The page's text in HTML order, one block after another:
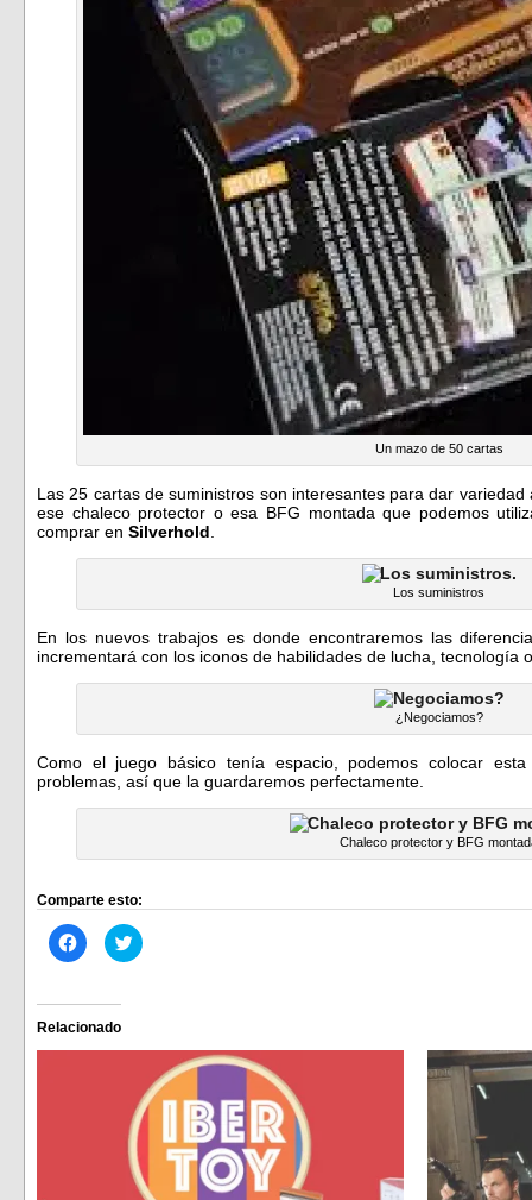
Un mazo de 50 cartas
Las 25 cartas de suministros son interesantes para dar
ese chaleco protector o esa BFG montada que podemos
comprar en Silverhold.
Los suministros
En los nuevos trabajos es donde encontraremos las
incrementará con los iconos de habilidades de lucha, tecnología
¿Negociamos?
Como el juego básico tenía espacio, podemos colocar
problemas, así que la guardaremos perfectamente.
Chaleco protector y BFG
Comparte esto:
Haz
clic
Facebook
(Se
abre
en
Haz
clic
en
ventana
nueva)
Relacionado